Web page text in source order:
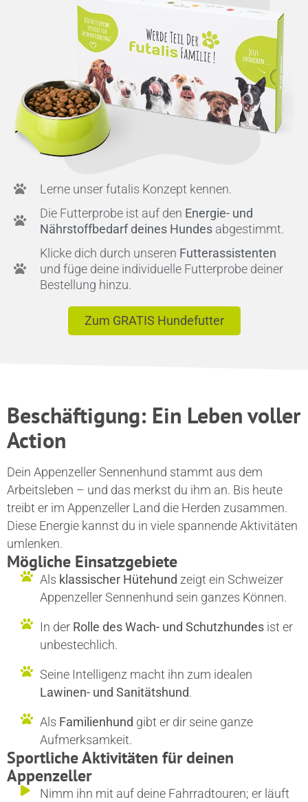
Lerne unser futalis Konzept kennen.
Die Futterprobe ist auf den Energie- und
Nährstoffbedarf deines Hundesabgestimmt.
Klicke dich durch unseren Futterassistenten
und füge deine individuelle Futterprobe deiner
Bestellung hinzu.
Zum GRATIS Hundefutter
Beschäftigung: Ein Leben voller
Action
Dein Appenzeller Sennenhund stammt aus dem
Arbeitsleben – und das merkst du ihm an. Bis heute
treibt er im Appenzeller Land die Herden zusammen.
Diese Energie kannst du in viele spannende Aktivitäten
umlenken.
Mögliche Einsatzgebiete
Als klassischer Hütehund zeigt ein Schweizer
Appenzeller Sennenhund sein ganzes Können.
In der Rolle des Wach- und Schutzhundesist er
unbestechlich.
Seine Intelligenz macht ihn zum idealen
Lawinen- und Sanitätshund.
Als Familienhund gibt er dir seine ganze
Aufmerksamkeit.
Sportliche Aktivitäten für deinen
Appenzeller
Nimm ihn mit auf deine Fahrradtouren; er läuft